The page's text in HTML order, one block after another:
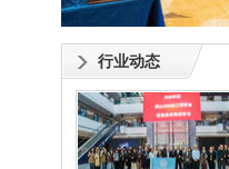
行业动态